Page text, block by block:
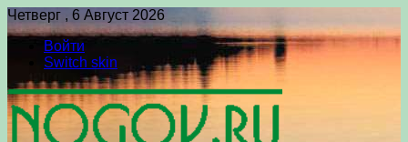
Четверг , 6 Август 2026
Войти
Switch skin